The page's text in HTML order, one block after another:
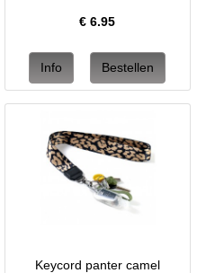
€6.95
Keycord panter camel